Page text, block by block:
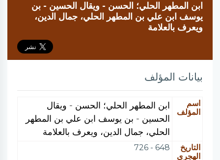
ابن المطهر الحلي؛ الحسن - ويقال الحسين - بن
يوسف ابن علي بن المطهر الحلي، جمال الدين،
ويعرف بالعلامة
بيانات المؤلف
اسم
المؤلف
ابن المطهر الحلي؛ الحسن - ويقال
الحسين - بن يوسف ابن علي بن المطهر
الحلي، جمال الدين، ويعرف بالعلامة
التاريخ
الهجري
648 - 726